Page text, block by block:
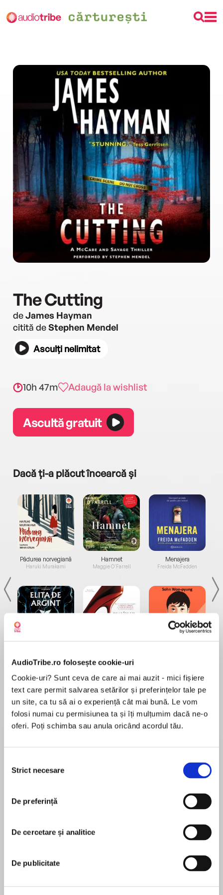
AudioTribe.ro folosește cookie-uri
Cookie-uri? Sunt ceva de care ai mai auzit - mici fișiere
text care permit salvarea setărilor și preferințelor tale pe
un site, ca tu să ai o experiență cât mai bună. Le vom
folosi numai cu permisiunea ta și îți mulțumim dacă ne-o
oferi. Poți schimba sau anula oricând acordul tău.
consimțământului
Strict necesare
De preferință
De cercetare și analitice
De publicitate
The Cutting
deJames Hayman
citită deStephen Mendel
Asculți nelimitat
10h 47m Adaugă la wishlist
Ascultă gratuit
Dacă ți-a plăcut încearcă și
Pădurea norvegiană
Haruki Murakami
de...
Dani Francis
Hamnet
Maggie O'Farrell
la...
Lauren Weisberger
Menajera
Freida McFadden
Desprecarte
The first novel in the nationally bestselling
Someone is stealing the hearts of beautiful
homicide job with the NYPD to Portland, Maine
to leave his failed marriage and suspicions of
wrongdoing behind, and to find a more peaceful
life for himself and his 13 year old daughter.
În acest moment nu există recenzii
James Hayman
James Hayman is the New York Times bestselling
author of the McCabe and Savage thrillers The